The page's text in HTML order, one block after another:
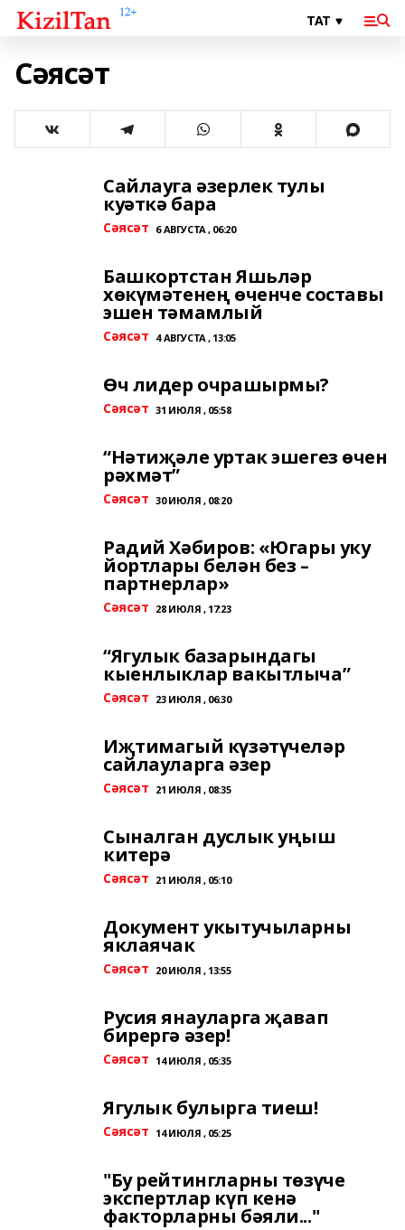
Сәясәт
Сайлауга әзерлек тулы
куәткә бара
Сәясәт 6 АВГУСТА , 06:20
Башкортстан Яшьләр
хөкүмәтенең өченче составы
эшен тәмамлый
Сәясәт 4 АВГУСТА , 13:05
Өч лидер очрашырмы?
Сәясәт 31 ИЮЛЯ , 05:58
“Нәтиҗәле уртак эшегез өчен
рәхмәт”
Сәясәт 30 ИЮЛЯ , 08:20
Радий Хәбиров: «Югары уку
йортлары белән без –
партнерлар»
Сәясәт 28 ИЮЛЯ , 17:23
“Ягулык базарындагы
кыенлыклар вакытлыча”
Сәясәт 23 ИЮЛЯ , 06:30
Иҗтимагый күзәтүчеләр
сайлауларга әзер
Сәясәт 21 ИЮЛЯ , 08:35
Сыналган дуслык уңыш
китерә
Сәясәт 21 ИЮЛЯ , 05:10
Документ укытучыларны
яклаячак
Сәясәт 20 ИЮЛЯ , 13:55
Русия янауларга җавап
бирергә әзер!
Сәясәт 14 ИЮЛЯ , 05:35
Ягулык булырга тиеш!
Сәясәт 14 ИЮЛЯ , 05:25
"Бу рейтингларны төзүче
экспертлар күп кенә
факторларны бәяли..."